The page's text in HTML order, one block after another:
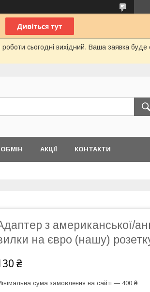
сьогодні вихідний. Ваша заявка
АКЦІЇ КОНТАКТИ
з американської/
на євро (нашу)
₴
сума замовлення на сайті — 400 ₴